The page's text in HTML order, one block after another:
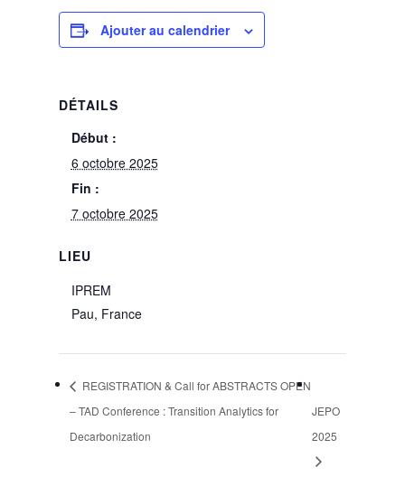
Ajouter au calendrier
DÉTAILS
Début :
6 octobre 2025
Fin :
7 octobre 2025
LIEU
IPREM
Pau, France
REGISTRATION & Call for ABSTRACTS OPEN
– TAD Conference : Transition Analytics for
Decarbonization
JEPO
2025